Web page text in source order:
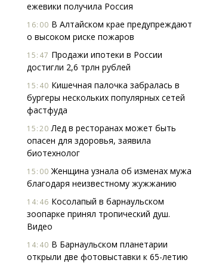
ежевики получила Россия
16:00 В Алтайском крае предупреждают
о высоком риске пожаров
15:47 Продажи ипотеки в России
достигли 2,6 трлн рублей
15:40 Кишечная палочка забралась в
бургеры нескольких популярных сетей
фастфуда
15:20 Лед в ресторанах может быть
опасен для здоровья, заявила
биотехнолог
15:00 Женщина узнала об изменах мужа
благодаря неизвестному жужжанию
14:46 Косолапый в барнаульском
зоопарке принял тропический душ.
Видео
14:40 В Барнаульском планетарии
открыли две фотовыставки к 65-летию